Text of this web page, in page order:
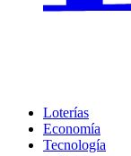
Loterías
Economía
Tecnología